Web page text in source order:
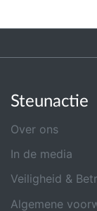
Steunactie
Over ons
In de media
Veiligheid &
Algemene